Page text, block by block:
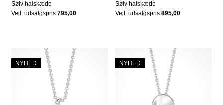
Sølv halskæde
Vejl. udsalgspris 795,00
Sølv halskæde
Vejl. udsalgspris895,00
NYHED NYHED